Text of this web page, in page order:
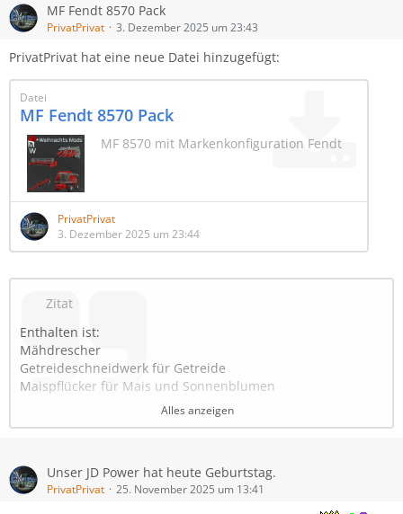
Shopkategorie: Steinesammler
Preis: 56.000€
Benötigte Leistung: 120 PS
Arbeitsbreite: 5.5m
Arbeitsgeschwindigkeit: 15 km/h
Kapazität Steine: 2.000 L
MF Fendt 8570 Pack
PrivatPrivat 3. Dezember 2025 um 23:43
PrivatPrivat hat eine neue Datei hinzugefügt:
Datei
MF Fendt 8570 Pack
MF 8570 mit Markenkonfiguration Fendt
PrivatPrivat
3. Dezember 2025 um 23:44
Zitat
Enthalten ist:
Mähdrescher
Getreideschneidwerk für Getreide
Maispflücker für Mais und Sonnenblumen
Schneidwerkswagen für das Getreideschneidwerk
zugehörigem Monitor.
Alles anzeigen
Unser JD Power hat heute Geburtstag.
PrivatPrivat 25. November 2025 um 13:41